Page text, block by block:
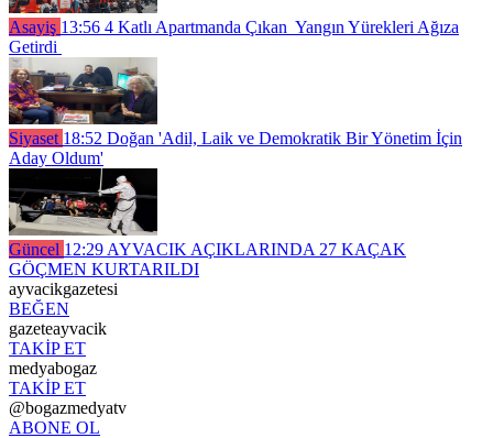
Asayiş 13:56 4 Katlı Apartmanda Çıkan Yangın Yürekleri Ağıza
Getirdi
Siyaset 18:52 Doğan 'Adil, Laik ve Demokratik Bir Yönetim İçin
Aday Oldum'
Güncel 12:29 AYVACIK AÇIKLARINDA 27 KAÇAK
GÖÇMEN KURTARILDI
ayvacikgazetesi
BEĞEN
gazeteayvacik
TAKİP ET
medyabogaz
TAKİP ET
@bogazmedyatv
ABONE OL